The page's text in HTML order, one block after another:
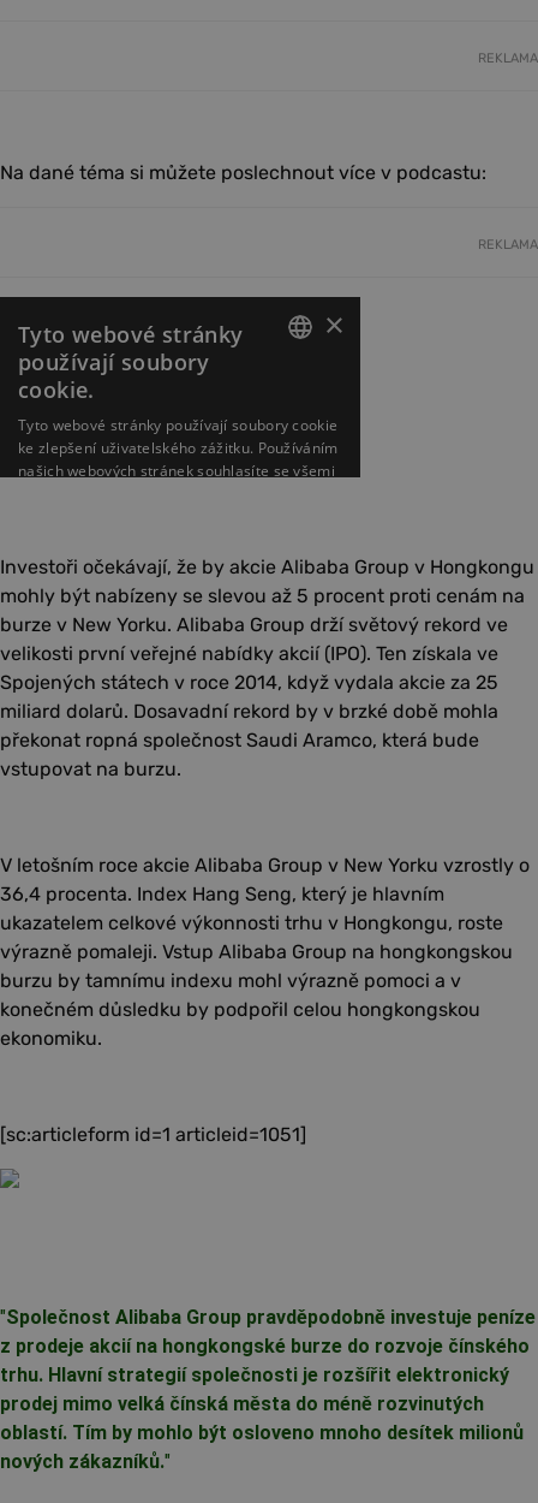
REKLAMA
Na dané téma si můžete poslechnout více v podcastu:
REKLAMA
Investoři očekávají, že by akcie Alibaba Group v Hongkongu
mohly být nabízeny se slevou až 5 procent proti cenám na
burze v New Yorku. Alibaba Group drží světový rekord ve
velikosti první veřejné nabídky akcií (IPO). Ten získala ve
Spojených státech v roce 2014, když vydala akcie za 25
miliard dolarů. Dosavadní rekord by v brzké době mohla
překonat ropná společnost Saudi Aramco, která bude
vstupovat na burzu.
V letošním roce akcie Alibaba Group v New Yorku vzrostly o
36,4 procenta. Index Hang Seng, který je hlavním
ukazatelem celkové výkonnosti trhu v Hongkongu, roste
výrazně pomaleji. Vstup Alibaba Group na hongkongskou
burzu by tamnímu indexu mohl výrazně pomoci a v
konečném důsledku by podpořil celou hongkongskou
ekonomiku.
[sc:articleform id=1 articleid=1051]
"Společnost Alibaba Group pravděpodobně investuje peníze
z prodeje akcií na hongkongské burze do rozvoje čínského
trhu. Hlavní strategií společnosti je rozšířit elektronický
prodej mimo velká čínská města do méně rozvinutých
oblastí. Tím by mohlo být osloveno mnoho desítek milionů
nových zákazníků."